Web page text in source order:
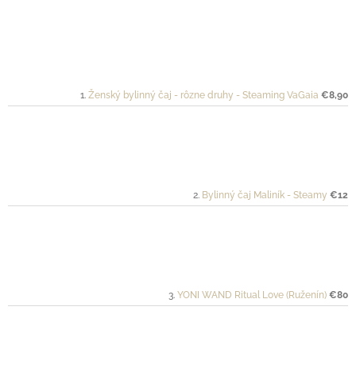
Ženský bylinný čaj - rôzne druhy - Steaming VaGaia €8,90
Bylinný čaj Maliník - Steamy €12
YONI WAND Ritual Love (Ruženín) €80